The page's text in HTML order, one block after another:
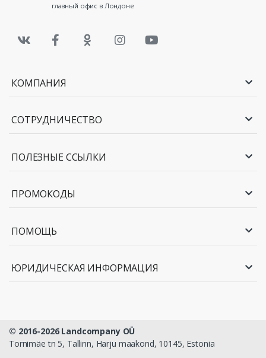
главный офис в Лондоне
КОМПАНИЯ
СОТРУДНИЧЕСТВО
ПОЛЕЗНЫЕ ССЫЛКИ
ПРОМОКОДЫ
ПОМОЩЬ
ЮРИДИЧЕСКАЯ ИНФОРМАЦИЯ
© 2016-2026 Landcompany OÜ
Tornimäe tn 5, Tallinn, Harju maakond, 10145, Estonia